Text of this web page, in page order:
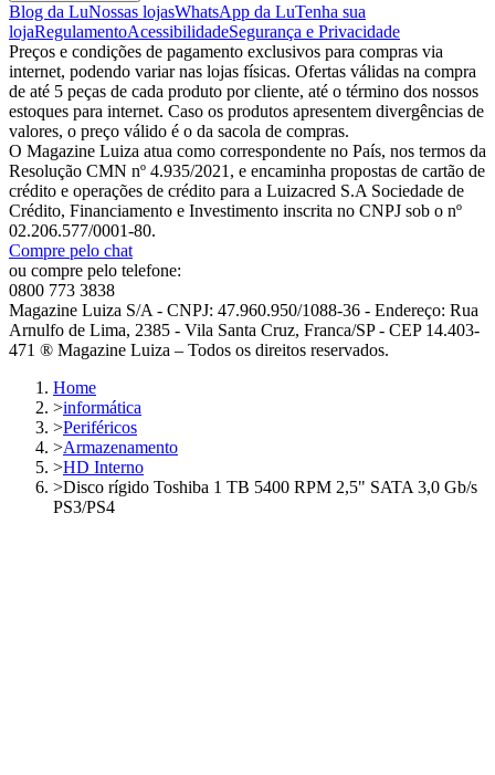
Blog da LuNossas lojasWhatsApp da LuTenha sua
lojaRegulamentoAcessibilidadeSegurança e Privacidade
Preços e condições de pagamento exclusivos para compras via
internet, podendo variar nas lojas físicas. Ofertas válidas na compra
de até 5 peças de cada produto por cliente, até o término dos nossos
estoques para internet. Caso os produtos apresentem divergências de
valores, o preço válido é o da sacola de compras.
O Magazine Luiza atua como correspondente no País, nos termos da
Resolução CMN nº 4.935/2021, e encaminha propostas de cartão de
crédito e operações de crédito para a Luizacred S.A Sociedade de
Crédito, Financiamento e Investimento inscrita no CNPJ sob o nº
02.206.577/0001-80.
Compre pelo chat
ou compre pelo telefone:
0800 773 3838
Magazine Luiza S/A - CNPJ: 47.960.950/1088-36 - Endereço: Rua
Arnulfo de Lima, 2385 - Vila Santa Cruz, Franca/SP - CEP 14.403-
471 ® Magazine Luiza – Todos os direitos reservados.
Home
>informática
>Periféricos
>Armazenamento
>HD Interno
>Disco rígido Toshiba 1 TB 5400 RPM 2,5" SATA 3,0 Gb/s
PS3/PS4